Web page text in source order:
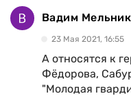
Вадим Мельник
23 Мая 2021, 16:55
А относятся к
Фёдорова,
"Молодая